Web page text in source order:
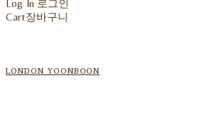
Log In 로그인
Cart장바구니
LONDON YOONBOON